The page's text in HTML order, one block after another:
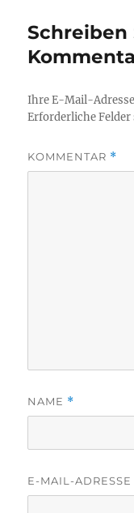
Schreiben
Ihre E-Mail-
Erforderliche
KOMMENTAR *
NAME *
E-MAIL-ADRESSE